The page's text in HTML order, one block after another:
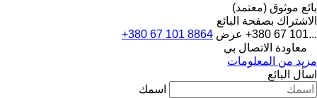
بائع موثوق (معتمد)
الاشتراك بصفحة البائع
+380 67 101... عرض +380 67 101 8864
معاودة الاتصال بي
مزيد من المعلومات
اسأل البائع
اسمك